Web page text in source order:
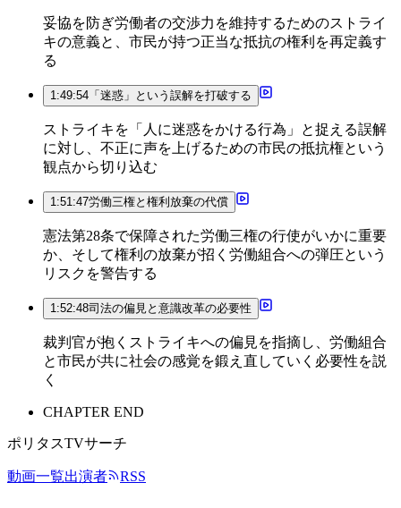
妥協を防ぎ労働者の交渉力を維持するためのストライ
キの意義と、市民が持つ正当な抵抗の権利を再定義す
る
1:49:54 「迷惑」という誤解を打破する
ストライキを「人に迷惑をかける行為」と捉える誤解
に対し、不正に声を上げるための市民の抵抗権という
観点から切り込む
1:51:47労働三権と権利放棄の代償
憲法第28条で保障された労働三権の行使がいかに重要
か、そして権利の放棄が招く労働組合への弾圧という
リスクを警告する
1:52:48司法の偏見と意識改革の必要性
裁判官が抱くストライキへの偏見を指摘し、労働組合
と市民が共に社会の感覚を鍛え直していく必要性を説
く
CHAPTER END
ポリタスTVサーチ
動画一覧出演者 RSS